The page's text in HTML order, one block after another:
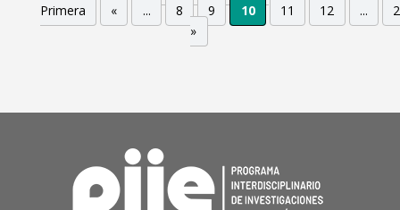
Primera
« ... 8 9 10 11 12 ...
»